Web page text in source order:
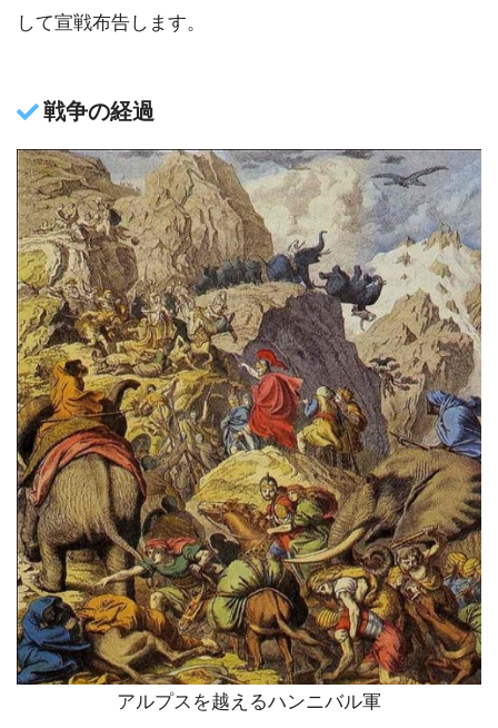
して宣戦布告します。
戦争の経過
アルプスを越えるハンニバル軍